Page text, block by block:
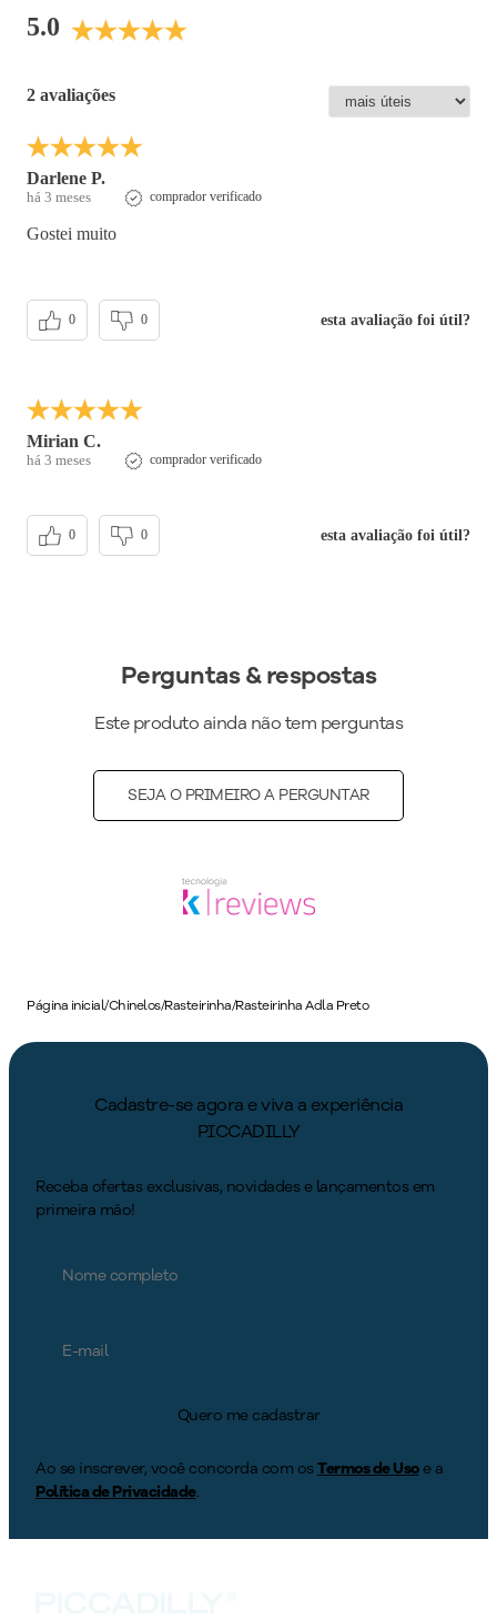
5.0
2 avaliações
Darlene P.
há 3 meses comprador verificado
Gostei muito
esta avaliação foi útil?
0 0
Mirian C.
há 3 meses comprador verificado
esta avaliação foi útil?
0 0
Perguntas & respostas
Este produto ainda não tem perguntas
SEJA O PRIMEIRO A PERGUNTAR
Página inicial/Chinelos/Rasteirinha/Rasteirinha Adla Preto
Cadastre-se agora e viva a experiência
PICCADILLY
Receba ofertas exclusivas, novidades e lançamentos em
primeira mão!
Quero me cadastrar
Ao se inscrever, você concorda com osTermos de Usoe a
Política de Privacidade.